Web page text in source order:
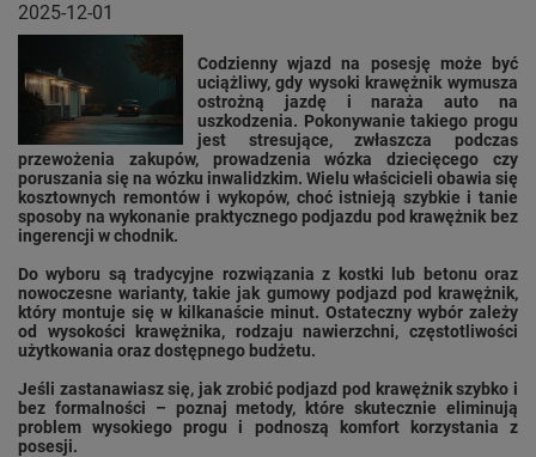
2025-12-01
Codzienny wjazd na posesję może być
uciążliwy, gdy wysoki krawężnik wymusza
ostrożną jazdę i naraża auto na
uszkodzenia. Pokonywanie takiego progu
jest stresujące, zwłaszcza podczas
przewożenia zakupów, prowadzenia wózka dziecięcego czy
poruszania się na wózku inwalidzkim. Wielu właścicieli obawia się
kosztownych remontów i wykopów, choć istnieją szybkie i tanie
sposoby na wykonanie praktycznego podjazdu pod krawężnik bez
ingerencji w chodnik.
Do wyboru są tradycyjne rozwiązania z kostki lub betonu oraz
nowoczesne warianty, takie jak gumowy podjazd pod krawężnik,
który montuje się w kilkanaście minut. Ostateczny wybór zależy
od wysokości krawężnika, rodzaju nawierzchni, częstotliwości
użytkowania oraz dostępnego budżetu.
Jeśli zastanawiasz się, jak zrobić podjazd pod krawężnik szybko i
bez formalności – poznaj metody, które skutecznie eliminują
problem wysokiego progu i podnoszą komfort korzystania z
posesji.